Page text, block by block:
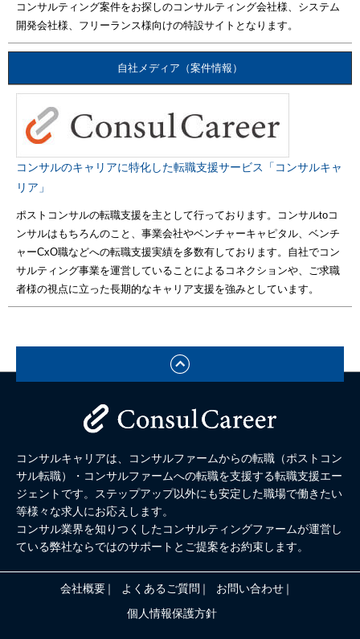
コンサルティング案件をお探しのコンサルティング会社様、システム
開発会社様、フリーランス様向けの特設サイトとなります。
自社メディア（案件情報）
コンサルのキャリアに特化した転職支援サービス「コンサルキャ
リア」
ポストコンサルの転職支援を主として行っております。コンサルtoコ
ンサルはもちろんのこと、事業会社やベンチャーキャピタル、ベンチ
ャーCxO職などへの転職支援実績を多数有しております。自社でコン
サルティング事業を運営していることによるコネクションや、ご求職
者様の視点に立った長期的なキャリア支援を強みとしています。
コンサルキャリアは、コンサルファームからの転職（ポストコン
サル転職）・コンサルファームへの転職を支援する転職支援エー
ジェントです。ステップアップ以外にも安定した職場で働きたい
等様々な求人にお応えします。
コンサル業界を知りつくしたコンサルティングファームが運営し
ている弊社ならではのサポートとご提案をお約束します。
会社概要 よくあるご質問
お問い合わせ
個人情報保護方針